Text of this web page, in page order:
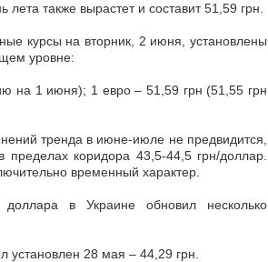
лета также вырастет и составит 51,59 грн.
курсы на вторник, 2 июня, установлены
уровне:
на 1 июня); 1 евро – 51,59 грн (51,55 грн
тренда в июне-июле не предвидится,
коридора 43,5-44,5 грн/доллар.
временный характер.
в Украине обновил несколько
28 мая – 44,29 грн.